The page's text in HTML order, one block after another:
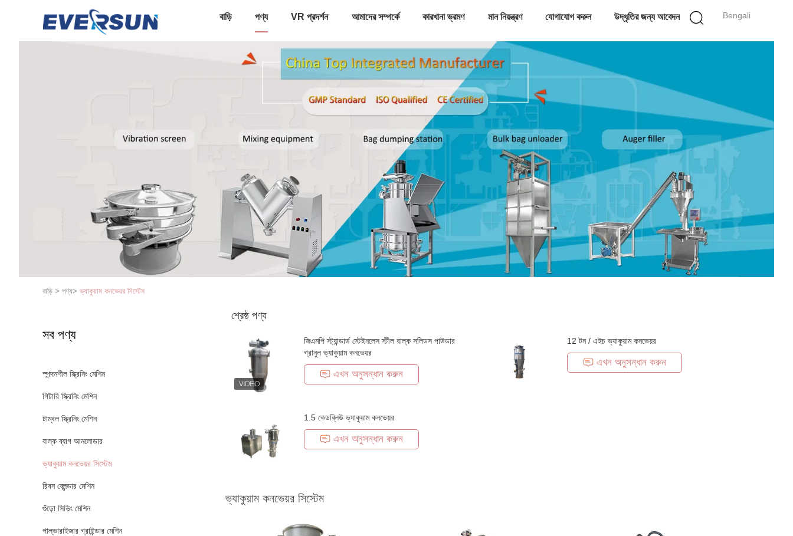
Bengali
বাড়ি পণ্য VR প্রদর্শন আমাদের সম্পর্কে কারখানা ভ্রমণ মান নিয়ন্ত্রণ যোগাযোগ করুন উদ্ধৃতির জন্য আবেদন
বাড়ি > পণ্য> ভ্যাকুয়াম কনভেয়র সিস্টেম
সব পণ্য
স্পন্দনশীল স্ক্রিনিং মেশিন
গিটারি স্ক্রিনিং মেশিন
টাম্বল স্ক্রিনিং মেশিন
বাল্ক ব্যাগ আনলোডার
ভ্যাকুয়াম কনভেয়র সিস্টেম
রিবন ব্লেন্ডার মেশিন
গুঁড়ো সিভিং মেশিন
পাল্ভারাইজার গ্রাইন্ডার মেশিন
শ্রেষ্ঠ পণ্য
জিএমপি স্ট্যান্ডার্ড স্টেইনলেস স্টীল বাল্ক সলিডস পাউডার
গ্রানুল ভ্যাকুয়াম কনভেয়র
এখন অনুসন্ধান করুন
12 টন / এইচ ভ্যাকুয়াম কনভেয়র
এখন অনুসন্ধান করুন
1.5 কেডব্লিউ ভ্যাকুয়াম কনভেয়র
এখন অনুসন্ধান করুন
ভ্যাকুয়াম কনভেয়র সিস্টেম